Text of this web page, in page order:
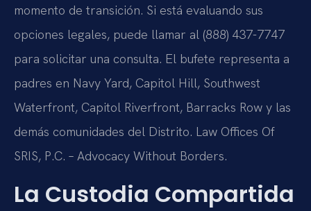
momento de transición. Si está evaluando sus
opciones legales, puede llamar al (888) 437-7747
para solicitar una consulta. El bufete representa a
padres en Navy Yard, Capitol Hill, Southwest
Waterfront, Capitol Riverfront, Barracks Row y las
demás comunidades del Distrito. Law Offices Of
SRIS, P.C. – Advocacy Without Borders.
La Custodia Compartida